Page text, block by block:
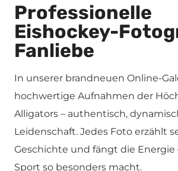
Professionelle
Eishockey-
Fanliebe
In unserer brandneuen Online-
hochwertige Aufnahmen der
Alligators – authentisch,
Leidenschaft. Jedes Foto erzählt
Geschichte und fängt die Energie
Sport so besonders macht.